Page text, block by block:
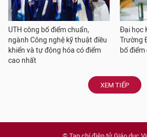
UTH công bố điểm chuẩn,
ngành Công nghệ kỹ thuật điều
khiển và tự động hóa có điểm
cao nhất
Đại học
Trường
bố
XEM TIẾP